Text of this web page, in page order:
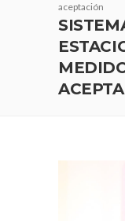
aceptación